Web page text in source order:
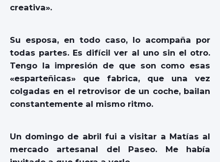
creativa».
Su esposa, en todo caso, lo acompaña por
todas partes. Es difícil ver al uno sin el otro.
Tengo la impresión de que son como esas
«esparteñicas» que fabrica, que una vez
colgadas en el retrovisor de un coche, bailan
constantemente al mismo ritmo.
Un domingo de abril fui a visitar a Matías al
mercado artesanal del Paseo. Me había